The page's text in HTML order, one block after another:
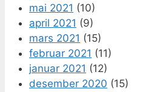
mai 2021 (10)
april 2021 (9)
mars 2021 (15)
februar 2021 (11)
januar 2021 (12)
desember 2020 (15)